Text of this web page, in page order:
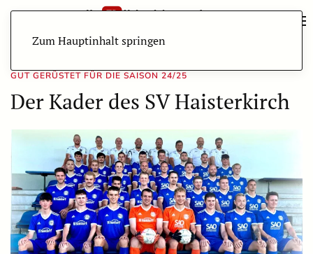
Zum Hauptinhalt springen
GUT GERÜSTET FÜR DIE SAISON 24/25
Der Kader des SV Haisterkirch